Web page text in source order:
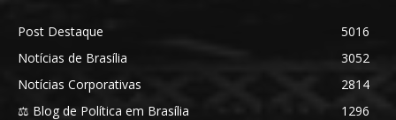
Post Destaque
5016
Notícias de Brasília
3052
Notícias Corporativas
2814
⚖️ Blog de Política em Brasília
1296